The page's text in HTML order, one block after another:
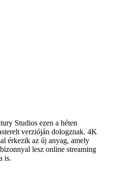
Studios ezen a héten
verzióján dologznak. 4K
érkezik az új anyag, amely
lesz online streaming
is.